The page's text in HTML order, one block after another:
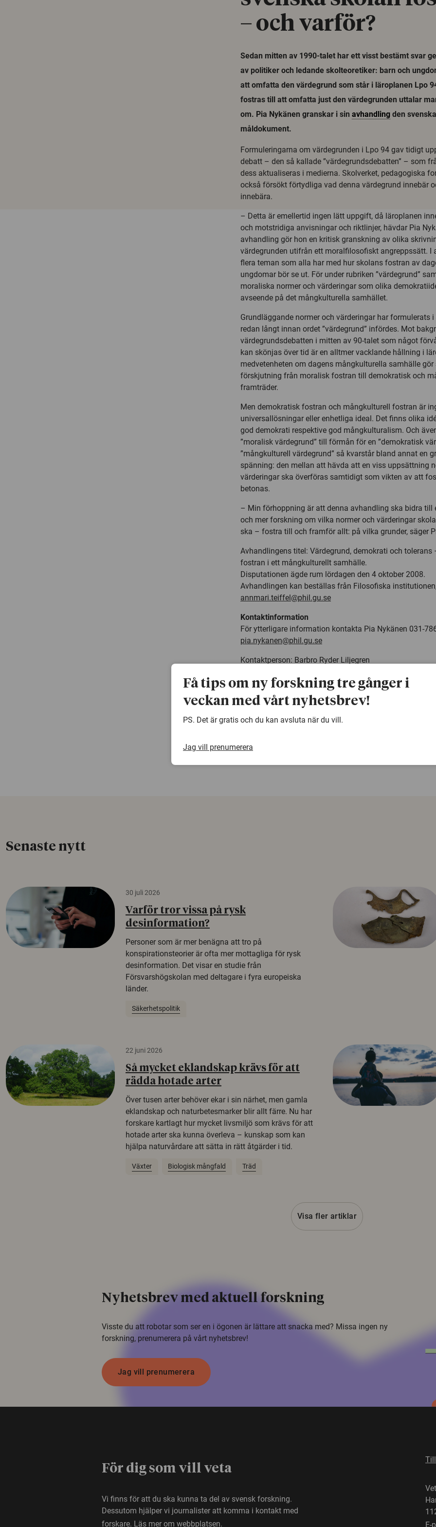
– och varför?
Sedan mitten av 1990-talet har ett visst bestämt svar
av politiker och ledande skolteoretiker: barn och
att omfatta den värdegrund som står i läroplanen Lpo
fostras till att omfatta just den värdegrunden uttalar
om. Pia Nykänen granskar i sin avhandling den
måldokument.
Formuleringarna om värdegrunden i Lpo 94 gav tidigt
debatt – den så kallade ”värdegrundsdebatten” – som
dess aktualiseras i medierna. Skolverket, pedagogiska
också försökt förtydliga vad denna värdegrund innebär
innebära.
– Detta är emellertid ingen lätt uppgift, då läroplanen
och motstridiga anvisningar och riktlinjer, hävdar Pia
avhandling gör hon en kritisk granskning av olika
värdegrunden utifrån ett moralfilosofiskt angreppssätt. I
flera teman som alla har med hur skolans fostran av
ungdomar bör se ut. För under rubriken ”värdegrund”
moraliska normer och värderingar som olika
avseende på det mångkulturella samhället.
Grundläggande normer och värderingar har formulerats
redan långt innan ordet ”värdegrund” infördes. Mot
värdegrundsdebatten i mitten av 90-talet som något
kan skönjas över tid är en alltmer vacklande hållning i
medvetenheten om dagens mångkulturella samhälle gör
förskjutning från moralisk fostran till demokratisk och
framträder.
Men demokratisk fostran och mångkulturell fostran är
universallösningar eller enhetliga ideal. Det finns olika
god demokrati respektive god mångkulturalism. Och
”moralisk värdegrund” till förmån för en ”demokratisk
”mångkulturell värdegrund” så kvarstår bland annat en
spänning: den mellan att hävda att en viss uppsättning
värderingar ska överföras samtidigt som vikten av att
betonas.
– Min förhoppning är att denna avhandling ska bidra till
och mer forskning om vilka normer och värderingar
ska – fostra till och framför allt: på vilka grunder, säger
Avhandlingens titel: Värdegrund, demokrati och tolerans
fostran i ett mångkulturellt samhälle.
Disputationen ägde rum lördagen den 4 oktober 2008.
Avhandlingen kan beställas från Filosofiska
annmari.teiffel@phil.gu.se
Kontaktinformation
För ytterligare information kontakta Pia Nykänen 031-
pia.nykanen@phil.gu.se
Kontaktperson: Barbro Ryder Liljegren
031-786 48 65
barbro.ryder@hum.gu.se
Denna artikel är några år gammal och det kan
Senaste nytt
30 juli 2026
Varför tror vissa på rysk
desinformation?
Personer som är mer benägna att tro på
konspirationsteorier är ofta mer mottagliga för rysk
desinformation. Det visar en studie från
Försvarshögskolan med deltagare i fyra europeiska
länder.
Säkerhetspolitik
22 juni 2026
Så mycket eklandskap krävs för att
rädda hotade arter
Över tusen arter behöver ekar i sin närhet, men gamla
eklandskap och naturbetesmarker blir allt färre. Nu har
forskare kartlagt hur mycket livsmiljö som krävs för att
hotade arter ska kunna överleva – kunskap som kan
hjälpa naturvårdare att sätta in rätt åtgärder i tid.
Växter Biologisk mångfald Träd
Visa fler artiklar
Nyhetsbrev med aktuell forskning
Visste du att robotar som ser en i ögonen är lättare att snacka med? Missa ingen ny
forskning, prenumerera på vårt nyhetsbrev!
Jag vill prenumerera
För dig som vill veta
Vi finns för att du ska kunna ta del av svensk forskning.
Dessutom hjälper vi journalister att komma i kontakt med
forskare. Läs mer om webbplatsen.
E-
Få tips om ny forskning tre gånger i
veckan med vårt nyhetsbrev!
PS. Det är gratis och du kan avsluta när du vill.
Jag vill prenumerera